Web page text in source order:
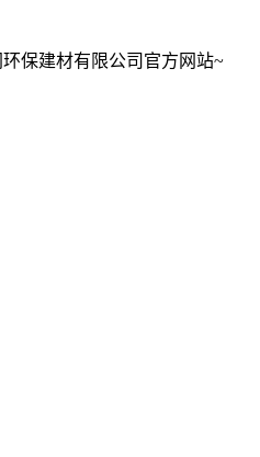
保建材有限公司官方网站~